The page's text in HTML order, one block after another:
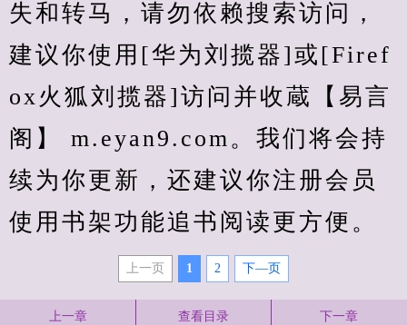
失和转马，请勿依赖搜索访问，
建议你使用[华为刘揽器]或[Firef
ox火狐刘揽器]访问并收蔵【易言
阁】 m.eyan9.com。我们将会持
续为你更新，还建议你注册会员
使用书架功能追书阅读更方便。
上一页 1 2 下—页
上一章 查看目录 下一章